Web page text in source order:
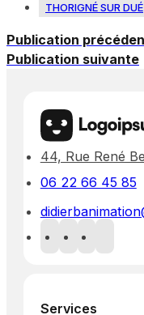
THORIGNÉ SUR DUÉ
Publication
Publication suivante
44, Rue René
06 22 66 45 85
Services